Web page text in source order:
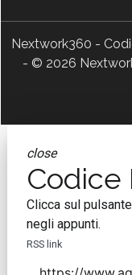
Nextwork360 -
- © 2026
close
Codice
Clicca sul
negli appunti.
RSS link